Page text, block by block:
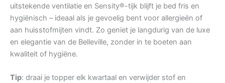
uitstekende ventilatie en Sensity®-tijk blijft je bed fris en
hygiënisch – ideaal als je gevoelig bent voor allergieën of
aan huisstofmijten vindt. Zo geniet je langdurig van de luxe
en elegantie van de Belleville, zonder in te boeten aan
kwaliteit of hygiëne.
Tip: draai je topper elk kwartaal en verwijder stof en